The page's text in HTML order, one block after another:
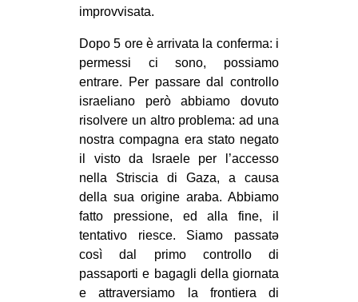
INTERNAZIONALE
AMERICHE
ESTREMO ORIENTE
EUROPA
MEDIO ORIENTE
MONDO
EVENTI
in
improvvisata.
Dopo 5 ore è arrivata la conferma: i
permessi ci sono, possiamo
entrare. Per passare dal controllo
israeliano però abbiamo dovuto
risolvere un altro problema: ad una
nostra compagna era stato negato
il visto da Israele per l’accesso
nella Striscia di Gaza, a causa
della sua origine araba. Abbiamo
fatto pressione, ed alla fine, il
tentativo riesce. Siamo passatə
così dal primo controllo di
passaporti e bagagli della giornata
e attraversiamo la frontiera di